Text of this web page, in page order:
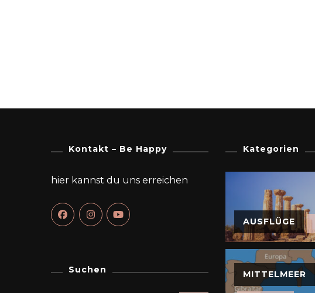
Kontakt – Be Happy
hier kannst du uns erreichen
Suchen
Kategorien
AUSFLÜGE
MITTELMEER